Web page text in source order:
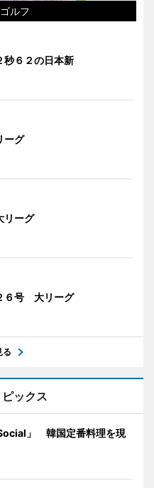
ルフ
秒６２の日本新
ーグ
ーグ
６号 大リーグ
る
ックス
」 韓国定番料理を現